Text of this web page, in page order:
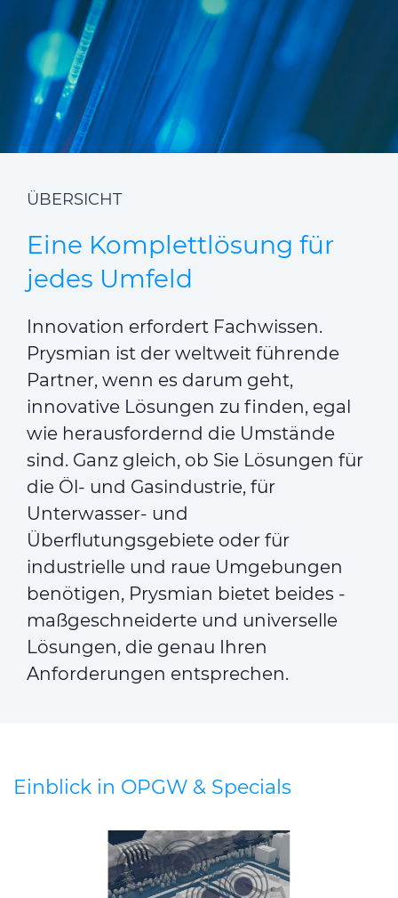
CABLE APP
INSIGHT
PRYSMIAN CLUB
GLOBAL WEBSITE
ÜBERSICHT
Eine Komplettlösung für
jedes Umfeld
Innovation erfordert Fachwissen.
Prysmian ist der weltweit führende
Partner, wenn es darum geht,
innovative Lösungen zu finden, egal
wie herausfordernd die Umstände
sind. Ganz gleich, ob Sie Lösungen für
die Öl- und Gasindustrie, für
Unterwasser- und
Überflutungsgebiete oder für
industrielle und raue Umgebungen
benötigen, Prysmian bietet beides -
maßgeschneiderte und universelle
Lösungen, die genau Ihren
Anforderungen entsprechen.
Einblick in OPGW & Specials